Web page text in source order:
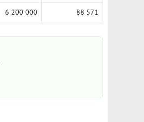
6 200 000 88 571